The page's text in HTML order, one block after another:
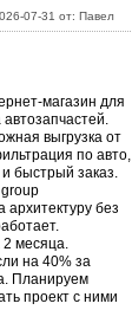
07-31 от: Павел
магазин для
выгрузка от
по авто,
быстрый заказ.
архитектуру без
2 месяца.
на 40% за
Планируем
проект с ними